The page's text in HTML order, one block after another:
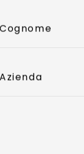
Cognome
Azienda